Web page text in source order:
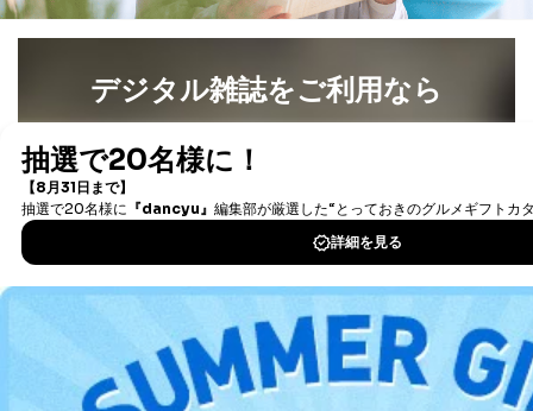
が、これらに限りません。
委託先：カスタマーサポート支援会社 、クレジッ
提供先：出版社、出版物発売元、卸売会社、販売
店など商品の供給者、梱包会社、配送会社、新聞
販売店などの梱包・配送・配達会社
４．開示対象個人情報の「開示」「訂正」等の請求につ
当社は、本人から、開示対象個人情報について利用目的
の通知を求められた場合には、遅滞なくこれに応じま
す。ただし、以下①～④のいずれかに該当する場合は、
利用目的の通知を行なうことはできません。そのとき
は、本人に遅滞無くその旨を通知するとともに、理由を
デジタル雑誌をご利用なら
書籍）が無料で読み放題！
DOWNLOAD FOR IOS
DOWNLOAD FOR ANDROID
ご利用方法はこちら